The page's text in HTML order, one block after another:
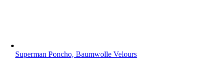
Superman Poncho, Baumwolle Velours